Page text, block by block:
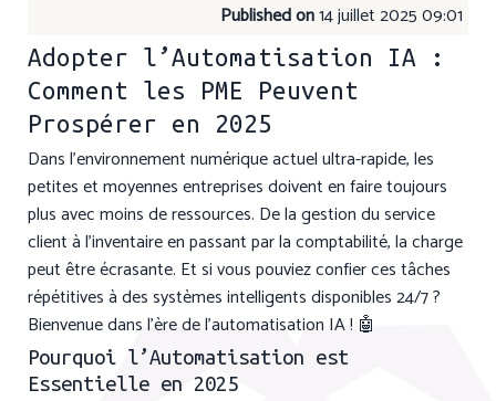
Published on14 juillet 2025 09:01
Adopter l’Automatisation IA :
Comment les PME Peuvent
Prospérer en 2025
Dans l’environnement numérique actuel ultra-rapide, les
petites et moyennes entreprises doivent en faire toujours
plus avec moins de ressources. De la gestion du service
client à l’inventaire en passant par la comptabilité, la charge
peut être écrasante. Et si vous pouviez confier ces tâches
répétitives à des systèmes intelligents disponibles 24/7 ?
Bienvenue dans l’ère de l’automatisation IA ! 🤖
Pourquoi l’Automatisation est
Essentielle en 2025